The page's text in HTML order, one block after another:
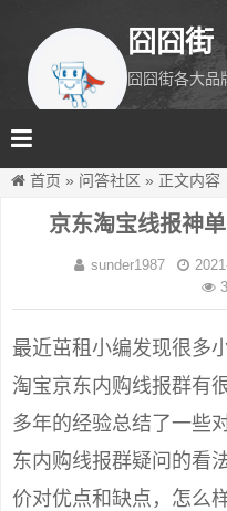
囧囧街
囧囧街各大品
首页 » 问答社区 » 正文内容
京东淘宝线报神
sunder1987
最近茁租小编发现很多
淘宝京东内购线报群有
多年的经验总结了一些
东内购线报群疑问的看
价对优点和缺点，怎么